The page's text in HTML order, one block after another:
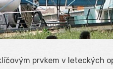
prvkem v leteckých